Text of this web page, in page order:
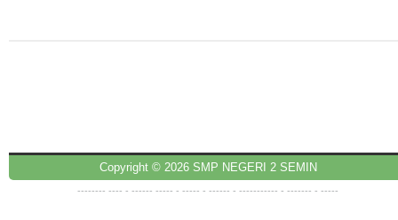
Copyright © 2026 SMP NEGERI 2 SEMIN
-------- ---- - ------ ----- - ----- - ------ - ----------- - ------- - -----